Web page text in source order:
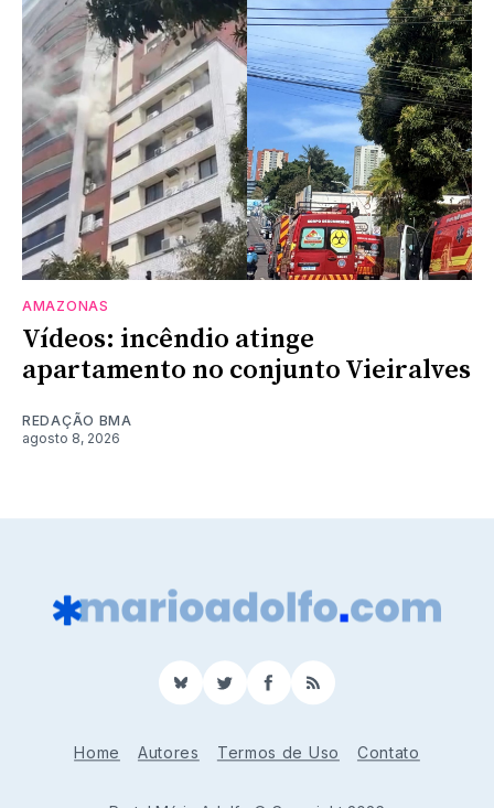
AMAZONAS
Vídeos: incêndio atinge
apartamento no conjunto Vieiralves
REDAÇÃO BMA
agosto 8, 2026
BlueSkyTwitterFacebook
RSS
Home Autores Termos de Uso Contato